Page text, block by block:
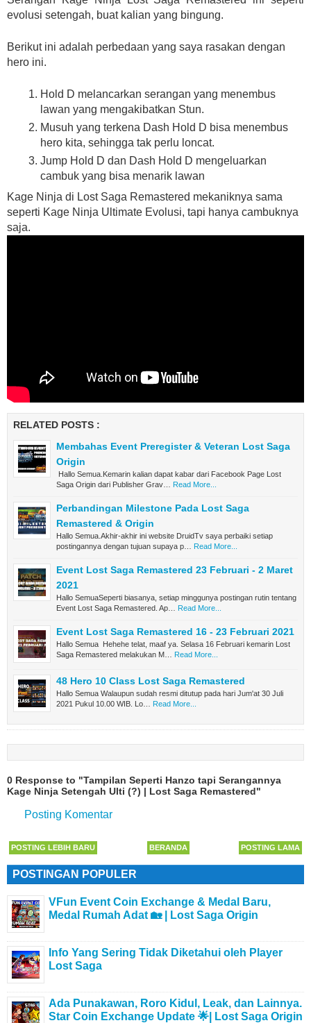
evolusi setengah, buat kalian yang bingung.
Berikut ini adalah perbedaan yang saya rasakan dengan
hero ini.
Hold D melancarkan serangan yang menembus
lawan yang mengakibatkan Stun.
Musuh yang terkena Dash Hold D bisa menembus
hero kita, sehingga tak perlu loncat.
Jump Hold D dan Dash Hold D mengeluarkan
cambuk yang bisa menarik lawan
Kage Ninja di Lost Saga Remastered mekaniknya sama
seperti Kage Ninja Ultimate Evolusi, tapi hanya cambuknya
saja.
RELATED POSTS :
Membahas Event Preregister & Veteran Lost Saga
Origin
Hallo Semua.Kemarin kalian dapat kabar dari Facebook Page Lost
Saga Origin dari Publisher Grav…
Read More...
Perbandingan Milestone Pada Lost Saga
Remastered & Origin
Hallo Semua.Akhir-akhir ini website DruidTv saya perbaiki setiap
postingannya dengan tujuan supaya p…
Read More...
Event Lost Saga Remastered 23 Februari - 2 Maret
2021
Hallo SemuaSeperti biasanya, setiap minggunya postingan rutin tentang
Event Lost Saga Remastered. Ap…
Read More...
Event Lost Saga Remastered 16 - 23 Februari 2021
Hallo Semua Hehehe telat, maaf ya. Selasa 16 Februari kemarin Lost
Saga Remastered melakukan M…
Read More...
48 Hero 10 Class Lost Saga Remastered
Hallo Semua Walaupun sudah resmi ditutup pada hari Jum'at 30 Juli
2021 Pukul 10.00 WIB. Lo…
Read More...
0 Response to "Tampilan Seperti Hanzo tapi Serangannya
Kage Ninja Setengah Ulti (?) | Lost Saga Remastered"
Posting Komentar
POSTING LEBIH BARU POSTING LAMA
BERANDA
POSTINGAN POPULER
VFun Event Coin Exchange & Medal Baru,
Medal Rumah Adat 🏡 | Lost Saga Origin
Info Yang Sering Tidak Diketahui oleh Player
Lost Saga
Ada Punakawan, Roro Kidul, Leak, dan Lainnya.
Star Coin Exchange Update 🌟| Lost Saga Origin